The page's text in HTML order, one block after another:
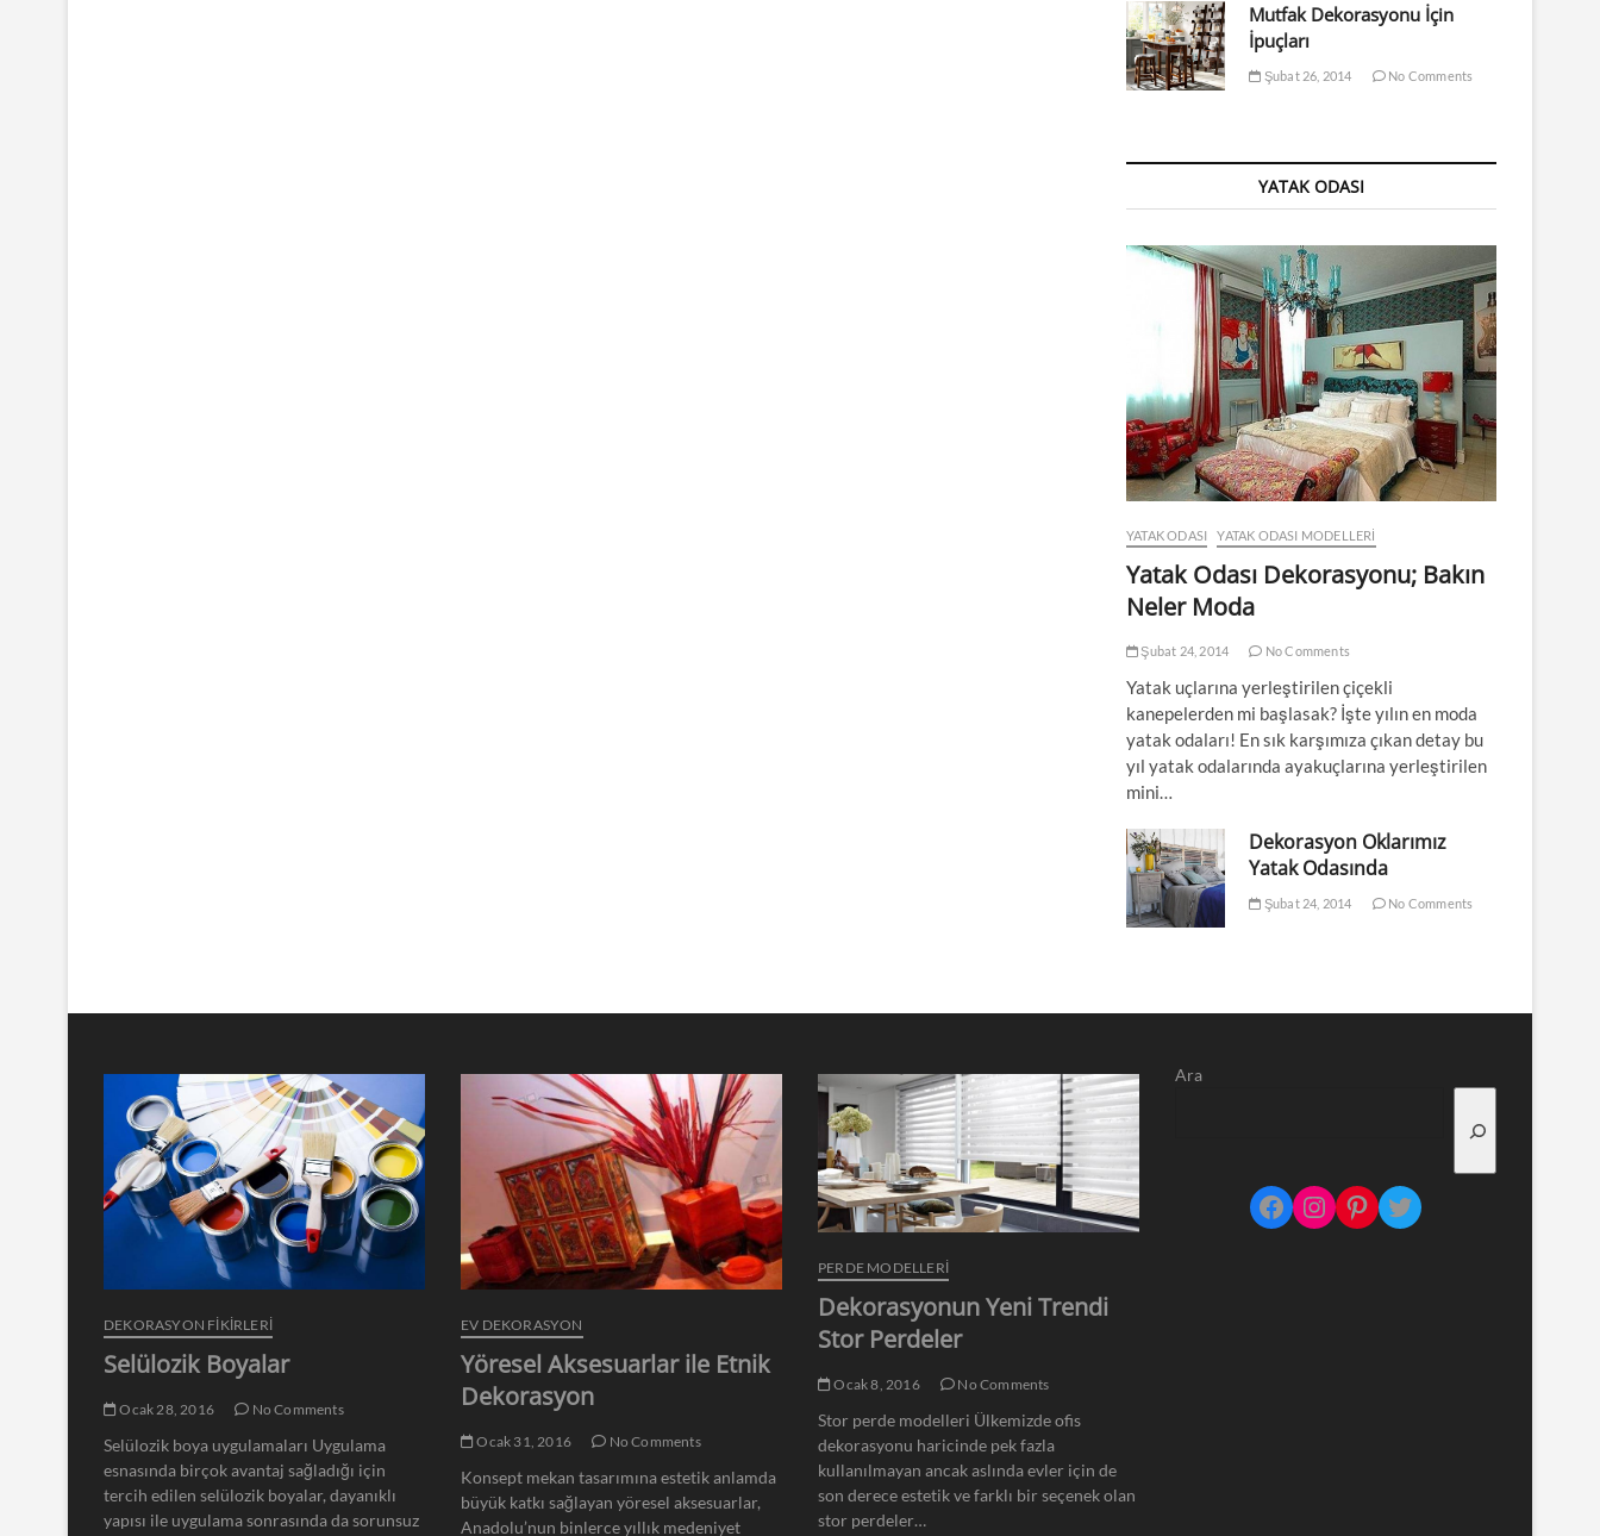
Mutfak Dekorasyonu İçin
İpuçları
Şubat 26, 2014 No Comments
YATAK ODASI
YATAK ODASI YATAK ODASI MODELLERI
Yatak Odası Dekorasyonu; Bakın
Neler Moda
Şubat 24, 2014 No Comments
Yatak uçlarına yerleştirilen çiçekli
kanepelerden mi başlasak? İşte yılın en moda
yatak odaları! En sık karşımıza çıkan detay bu
yıl yatak odalarında ayakuçlarına yerleştirilen
mini…
Dekorasyon Oklarımız
Yatak Odasında
Şubat 24, 2014 No Comments
DEKORASYON FİKİRLERİ
Selülozik Boyalar
Ocak 28, 2016 No Comments
Selülozik boya uygulamaları Uygulama
esnasında birçok avantaj sağladığı için
tercih edilen selülozik boyalar, dayanıklı
yapısı ile uygulama sonrasında da sorunsuz
EV DEKORASYON
Yöresel Aksesuarlar ile Etnik
Dekorasyon
Ocak 31, 2016 No Comments
Konsept mekan tasarımına estetik anlamda
büyük katkı sağlayan yöresel aksesuarlar,
Anadolu’nun binlerce yıllık medeniyet
PERDE MODELLERI
Dekorasyonun Yeni Trendi
Stor Perdeler
Ocak 8, 2016 No Comments
Stor perde modelleri Ülkemizde ofis
dekorasyonu haricinde pek fazla
kullanılmayan ancak aslında evler için de
son derece estetik ve farklı bir seçenek olan
stor perdeler…
Ara
Facebook
Instagram
Pinterest
Twitter